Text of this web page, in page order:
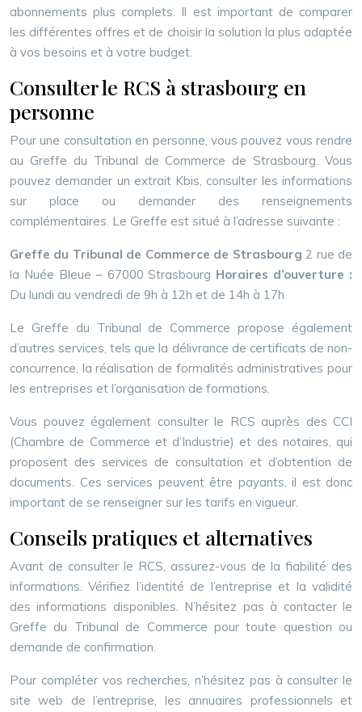
abonnements plus complets. Il est important de comparer
les différentes offres et de choisir la solution la plus adaptée
à vos besoins et à votre budget.
Consulter le RCS à strasbourg en
personne
Pour une consultation en personne, vous pouvez vous rendre
au Greffe du Tribunal de Commerce de Strasbourg. Vous
pouvez demander un extrait Kbis, consulter les informations
sur place ou demander des renseignements
complémentaires. Le Greffe est situé à l’adresse suivante :
Greffe du Tribunal de Commerce de Strasbourg 2 rue de
la Nuée Bleue – 67000 Strasbourg Horaires d’ouverture :
Du lundi au vendredi de 9h à 12h et de 14h à 17h
Le Greffe du Tribunal de Commerce propose également
d’autres services, tels que la délivrance de certificats de non-
concurrence, la réalisation de formalités administratives pour
les entreprises et l’organisation de formations.
Vous pouvez également consulter le RCS auprès des CCI
(Chambre de Commerce et d’Industrie) et des notaires, qui
proposent des services de consultation et d’obtention de
documents. Ces services peuvent être payants, il est donc
important de se renseigner sur les tarifs en vigueur.
Conseils pratiques et alternatives
Avant de consulter le RCS, assurez-vous de la fiabilité des
informations. Vérifiez l’identité de l’entreprise et la validité
des informations disponibles. N’hésitez pas à contacter le
Greffe du Tribunal de Commerce pour toute question ou
demande de confirmation.
Pour compléter vos recherches, n’hésitez pas à consulter le
site web de l’entreprise, les annuaires professionnels et